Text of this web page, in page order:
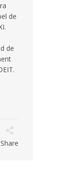
de
de
Share